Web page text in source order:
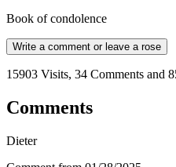
Book of condolence
Write a comment or leave a rose
15903 Visits, 34 Comments and
Comments
Dieter